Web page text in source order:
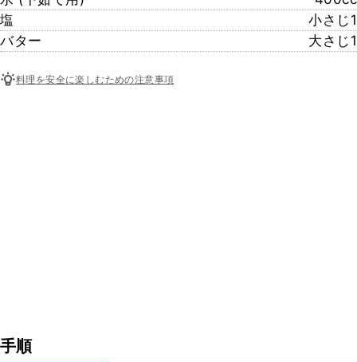
塩
小さじ1
バター
大さじ1
料理を安全に楽しむための注意事項
手順